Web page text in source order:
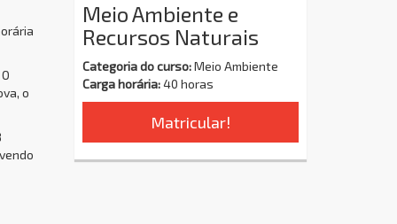
o
Meio Ambiente e
Recursos Naturais
Categoria do curso:Meio Ambiente
Carga horária:40 horas
Matricular!